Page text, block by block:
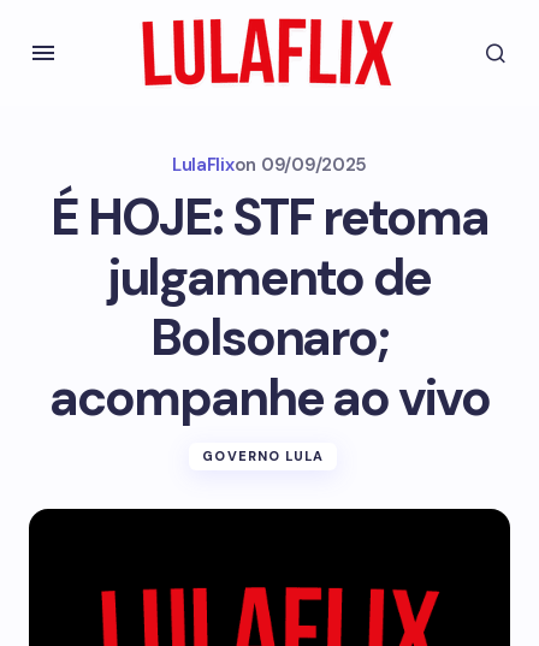
LulaFlixon 09/09/2025
É HOJE: STF retoma
julgamento de
Bolsonaro;
acompanhe ao vivo
GOVERNO LULA